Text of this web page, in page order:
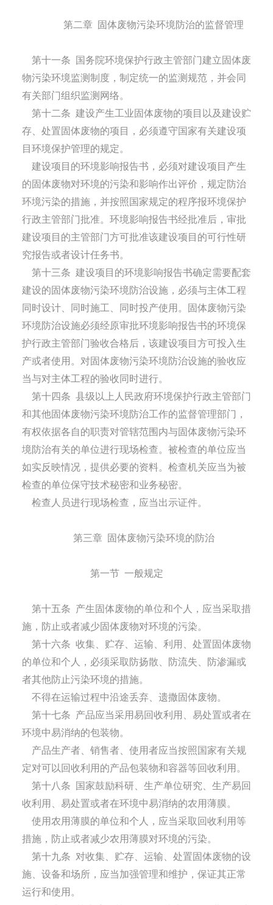
第二章 固体废物污染环境防治的监督管理
第十一条
国务院环境保护行政主管部门建立固体废
物污染环境监测制度，制定统一的监测规范，并会同
有关部门组织监测网络。
第十二条 建设产生工业固体废物的项目以及建设贮
存、处置固体废物的项目，必须遵守国家有关建设项
目环境保护管理的规定。
建设项目的环境影响报告书，必须对建设项目产生
的固体废物对环境的污染和影响作出评价，规定防治
环境污染的措施，并按照国家规定的程序报环境保护
行政主管部门批准。环境影响报告书经批准后，审批
建设项目的主管部门方可批准该建设项目的可行性研
究报告或者设计任务书。
第十三条 建设项目的环境影响报告书确定需要配套
建设的固体废物污染环境防治设施，必须与主体工程
同时设计、同时施工、同时投产使用。固体废物污染
环境防治设施必须经原审批环境影响报告书的环境保
护行政主管部门验收合格后，该建设项目方可投入生
产或者使用。对固体废物污染环境防治设施的验收应
当与对主体工程的验收同时进行。
第十四条 县级以上人民政府环境保护行政主管部门
和其他固体废物污染环境防治工作的监督管理部门，
有权依据各自的职责对管辖范围内与固体废物污染环
境防治有关的单位进行现场检查。被检查的单位应当
如实反映情况，提供必要的资料。检查机关应当为被
检查的单位保守技术秘密和业务秘密。
检查人员进行现场检查，应当出示证件。
第三章 固体废物污染环境的防治
第一节 一般规定
第十五条 产生固体废物的单位和个人，应当采取措
施，防止或者减少固体废物对环境的污染。
第十六条 收集、贮存、运输、利用、处置固体废物
的单位和个人，必须采取防扬散、防流失、防渗漏或
者其他防止污染环境的措施。
不得在运输过程中沿途丢弃、遗撒固体废物。
第十七条 产品应当采用易回收利用、易处置或者在
环境中易消纳的包装物。
产品生产者、销售者、使用者应当按照国家有关规
定对可以回收利用的产品包装物和容器等回收利用。
第十八条
国家鼓励科研、生产单位研究、生产易回
收利用、易处置或者在环境中易消纳的农用薄膜。
使用农用薄膜的单位和个人，应当采取回收利用等
措施，防止或者减少农用薄膜对环境的污染。
第十九条 对收集、贮存、运输、处置固体废物的设
施、设备和场所，应当加强管理和维护，保证其正常
运行和使用。